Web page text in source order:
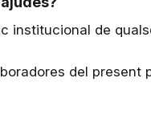
institucional de
del